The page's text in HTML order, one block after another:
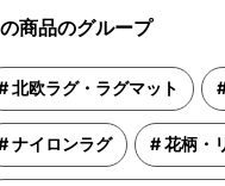
商品のグループ
北欧ラグ・ラグマット
ナイロンラグ 花柄・